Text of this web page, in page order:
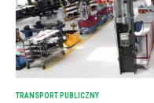
TRANSPORT PUBLICZNY